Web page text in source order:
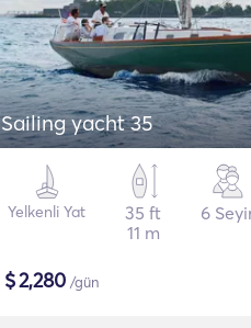
Sailing yacht 35
Yelkenli Yat
35 ft
11 m
6
$2,280 /gün